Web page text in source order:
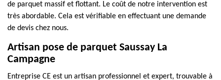
de parquet massif et flottant. Le coût de notre intervention est
très abordable. Cela est vérifiable en effectuant une demande
de devis chez nous.
Artisan pose de parquet Saussay La
Campagne
Entreprise CE est un artisan professionnel et expert, trouvable à